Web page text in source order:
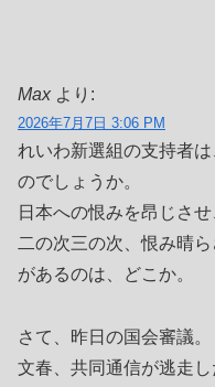
Max より:
2026年7月7日 3:06 PM
れいわ新選組の支持者
のでしょうか。
日本への恨みを昂じさ
二の次三の次、恨み晴
があるのは、どこか。
さて、昨日の国会審議。
文春、共同通信が逃走